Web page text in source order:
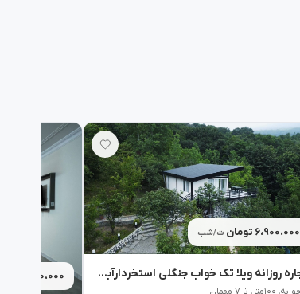
6،900،000 تومان ت/شب
اجاره روزانه ویلا تک خواب جنگلی استخردارآبگرم آوان بهشهر - نوشهر 5،060،000 تومان